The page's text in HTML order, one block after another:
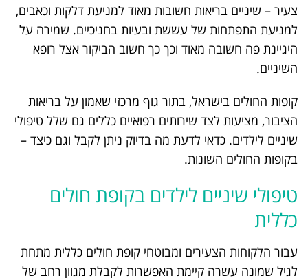
צעיר – שיניים בריאות חשובות מאוד למניעת דלקות וכאבים,
למניעת התפתחות של עששת ובעיות בחניכיים. שמירה על
היגיינת פה חשובה מאוד וכך כך חשוב הביקור אצל רופא
השיניים.
קופות החולים בישראל, בתור גוף מרכזי שאמון על בריאות
הציבור, מציעות לצד שירותים רפואיים כללים גם שלל טיפולי
שיניים לילדים. כדאי לדעת מה בדיוק ניתן לקבל וגם כיצד –
בקופות החולים השונות.
טיפולי שיניים לילדים בקופת חולים
כללית
עבור הלקוחות הצעירים ומבוטחי קופת חולים כללית מתחת
לגיל שמונה עשרה קיימת האפשרות לקבלת מגוון רחב של